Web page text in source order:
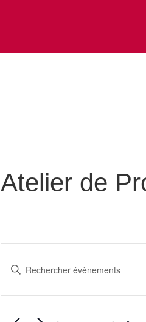
Atelier de
Recherche
et
navigation
de
vues
Saisir
Évènements